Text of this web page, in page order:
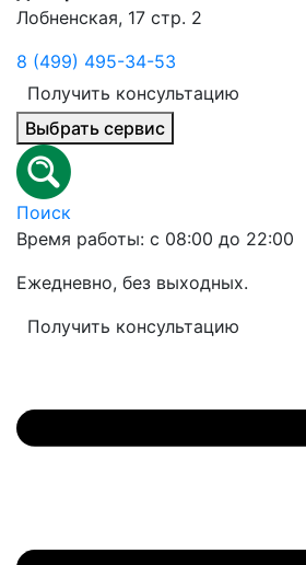
Лобненская, 17 стр. 2
8 (499) 495-34-53
Получить консультацию
Выбрать сервис
Поиск
Время работы: с 08:00 до 22:00
Ежедневно, без выходных.
Получить консультацию